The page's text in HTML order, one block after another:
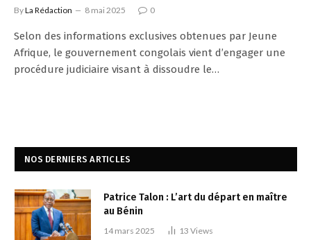
ByLa Rédaction 8 mai 2025 0
Selon des informations exclusives obtenues par Jeune
Afrique, le gouvernement congolais vient d’engager une
procédure judiciaire visant à dissoudre le…
NOS DERNIERS ARTICLES
Patrice Talon : L’art du départ en maître
au Bénin
14 mars 2025 13 Views